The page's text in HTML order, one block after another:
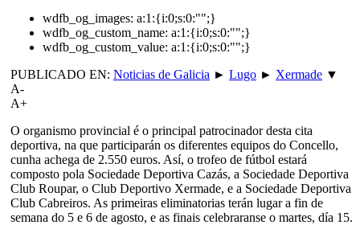
wdfb_og_images: a:1:{i:0;s:0:"";}
wdfb_og_custom_name: a:1:{i:0;s:0:"";}
wdfb_og_custom_value: a:1:{i:0;s:0:"";}
PUBLICADO EN: Noticias de Galicia ► Lugo ► Xermade ▼
A-
A+
O organismo provincial é o principal patrocinador desta cita
deportiva, na que participarán os diferentes equipos do Concello,
cunha achega de 2.550 euros. Así, o trofeo de fútbol estará
composto pola Sociedade Deportiva Cazás, a Sociedade Deportiva
Club Roupar, o Club Deportivo Xermade, e a Sociedade Deportiva
Club Cabreiros. As primeiras eliminatorias terán lugar a fin de
semana do 5 e 6 de agosto, e as finais celebraranse o martes, día 15.